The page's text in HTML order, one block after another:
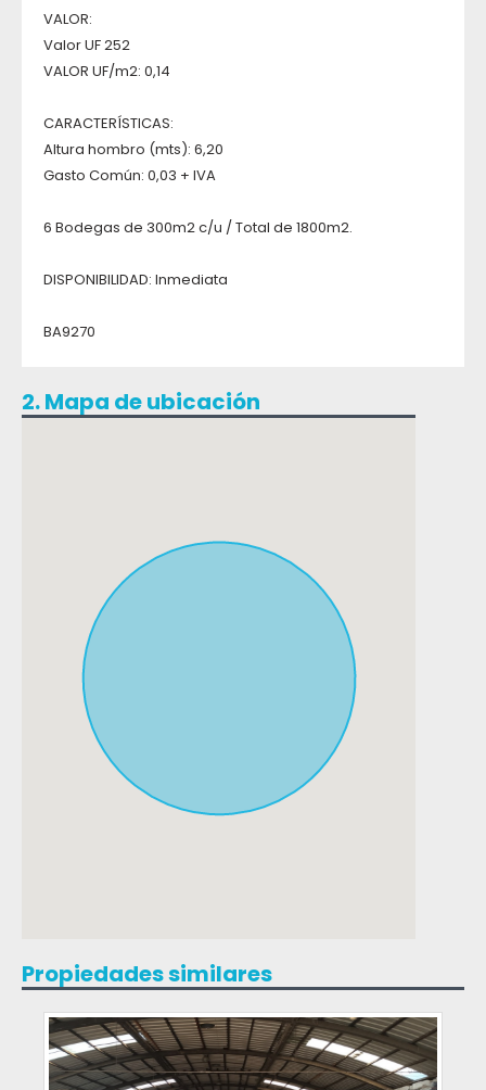
VALOR:
Valor UF 252
VALOR UF/m2: 0,14
CARACTERÍSTICAS:
Altura hombro (mts): 6,20
Gasto Común: 0,03 + IVA
6 Bodegas de 300m2 c/u / Total de 1800m2.
DISPONIBILIDAD: Inmediata
BA9270
2. Mapa de ubicación
Propiedades similares